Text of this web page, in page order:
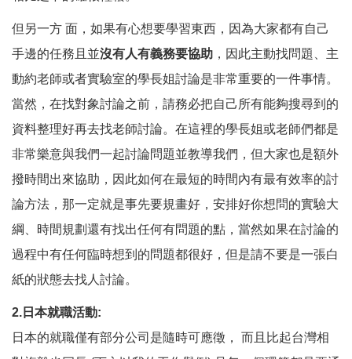
但另一方 面，如果有心想要學習東西，因為大家都有自己
手邊的任務且並沒有人有義務要協助 ，因此主動找問題、主
動約老師或者實驗室的學長姐討論是非常重要的一件事情。
當然，在找對象討論之前，請務必把自己所有能夠搜尋到的
資料整理好再去找老師討論。在這裡的學長姐或老師們都是
非常樂意與我們一起討論問題並教導我們，但大家也是額外
撥時間出來協助，因此如何在最短的時間內有最有效率的討
論方法，那一定就是事先要規畫好，安排好你想問的實驗大
綱、時間規劃還有找出任何有問題的點，當然如果在討論的
過程中有任何臨時想到的問題都很好，但是請不要是一張白
紙的狀態去找人討論。
2.日本就職活動:
日本的就職僅有部分公司是隨時可應徵， 而且比起台灣相